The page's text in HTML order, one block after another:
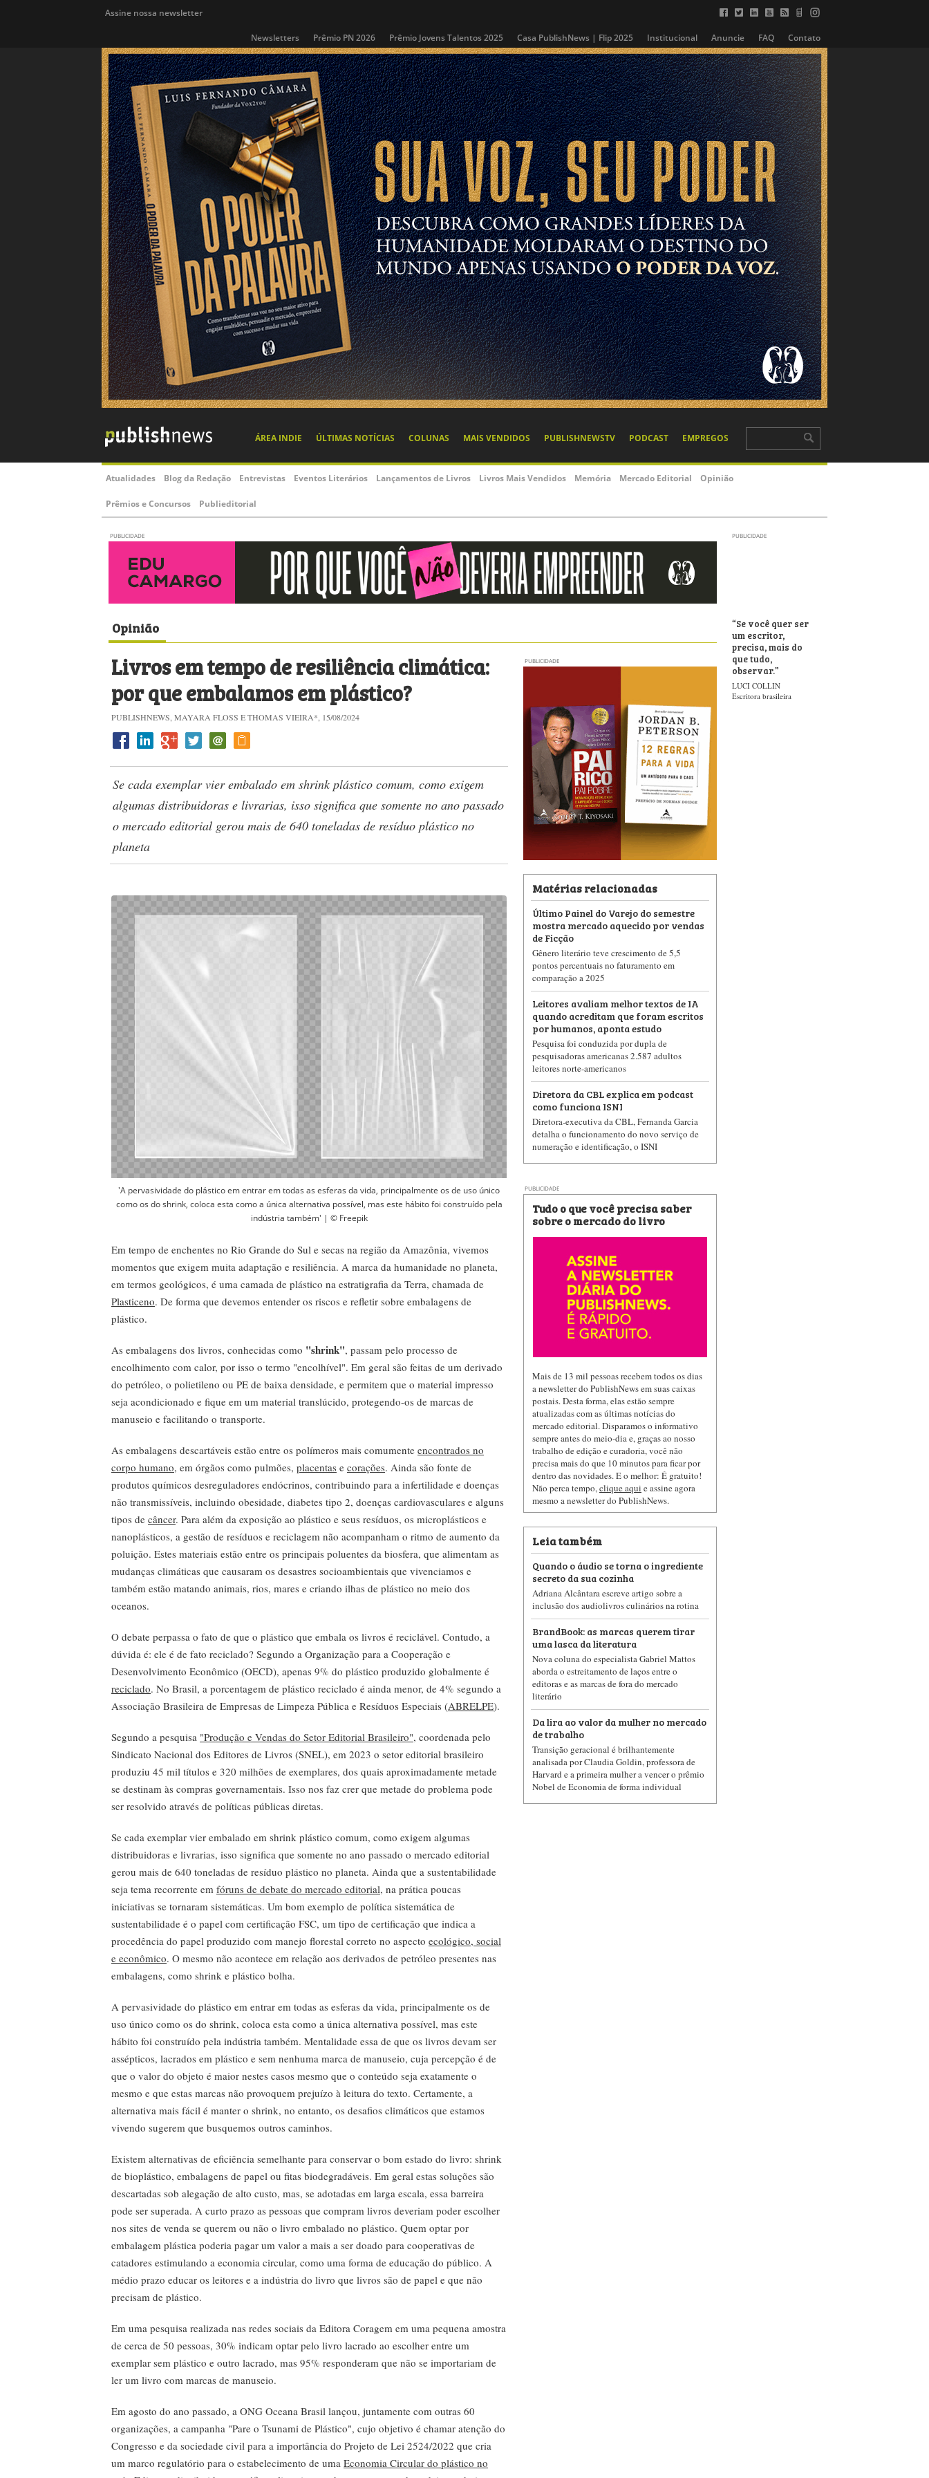
Assine nossa newsletter
Newsletters Prêmio PN 2026 Prêmio Jovens Talentos 2025 Casa PublishNews | Flip 2025 Institucional Anuncie FAQ Contato
ÁREA INDIE ÚLTIMAS NOTÍCIAS COLUNAS MAIS VENDIDOS PUBLISHNEWSTV PODCAST EMPREGOS
Atualidades Blog da Redação Entrevistas Eventos Literários Lançamentos de Livros Livros Mais Vendidos Memória Mercado Editorial Opinião
Prêmios e Concursos Publieditorial
PUBLICIDADE PUBLICIDADE
Opinião
Livros em tempo de resiliência climática:
por que embalamos em plástico?
PUBLISHNEWS, ​MAYARA FLOSS E THOMAS VIEIRA*, 15/08/2024
Se cada exemplar vier embalado em shrink plástico comum, como exigem
algumas distribuidoras e livrarias, isso significa que somente no ano passado
o mercado editorial gerou mais de 640 toneladas de resíduo plástico no
planeta
'A pervasividade do plástico em entrar em todas as esferas da vida, principalmente os de uso único
como os do shrink, coloca esta como a única alternativa possível, mas este hábito foi construído pela
indústria também' | © Freepik
Em tempo de enchentes no Rio Grande do Sul e secas na região da Amazônia, vivemos
momentos que exigem muita adaptação e resiliência. A marca da humanidade no planeta,
em termos geológicos, é uma camada de plástico na estratigrafia da Terra, chamada de
Plasticeno. De forma que devemos entender os riscos e refletir sobre embalagens de
plástico.
As embalagens dos livros, conhecidas como "shrink", passam pelo processo de
encolhimento com calor, por isso o termo "encolhível". Em geral são feitas de um derivado
do petróleo, o polietileno ou PE de baixa densidade, e permitem que o material impresso
seja acondicionado e fique em um material translúcido, protegendo-os de marcas de
manuseio e facilitando o transporte.
As embalagens descartáveis estão entre os polímeros mais comumente encontrados no
corpo humano, em órgãos como pulmões, placentas e corações. Ainda são fonte de
produtos químicos desreguladores endócrinos, contribuindo para a infertilidade e doenças
não transmissíveis, incluindo obesidade, diabetes tipo 2, doenças cardiovasculares e alguns
tipos de câncer. Para além da exposição ao plástico e seus resíduos, os microplásticos e
nanoplásticos, a gestão de resíduos e reciclagem não acompanham o ritmo de aumento da
poluição. Estes materiais estão entre os principais poluentes da biosfera, que alimentam as
mudanças climáticas que causaram os desastres socioambientais que vivenciamos e
também estão matando animais, rios, mares e criando ilhas de plástico no meio dos
oceanos.
O debate perpassa o fato de que o plástico que embala os livros é reciclável. Contudo, a
dúvida é: ele é de fato reciclado? Segundo a Organização para a Cooperação e
Desenvolvimento Econômico (OECD), apenas 9% do plástico produzido globalmente é
reciclado. No Brasil, a porcentagem de plástico reciclado é ainda menor, de 4% segundo a
Associação Brasileira de Empresas de Limpeza Pública e Resíduos Especiais (ABRELPE).
Segundo a pesquisa "Produção e Vendas do Setor Editorial Brasileiro", coordenada pelo
Sindicato Nacional dos Editores de Livros (SNEL), em 2023 o setor editorial brasileiro
produziu 45 mil títulos e 320 milhões de exemplares, dos quais aproximadamente metade
se destinam às compras governamentais. Isso nos faz crer que metade do problema pode
ser resolvido através de políticas públicas diretas.
Se cada exemplar vier embalado em shrink plástico comum, como exigem algumas
distribuidoras e livrarias, isso significa que somente no ano passado o mercado editorial
gerou mais de 640 toneladas de resíduo plástico no planeta. Ainda que a sustentabilidade
seja tema recorrente em fóruns de debate do mercado editorial, na prática poucas
iniciativas se tornaram sistemáticas. Um bom exemplo de política sistemática de
sustentabilidade é o papel com certificação FSC, um tipo de certificação que indica a
procedência do papel produzido com manejo florestal correto no aspecto ecológico, social
e econômico. O mesmo não acontece em relação aos derivados de petróleo presentes nas
embalagens, como shrink e plástico bolha.
A pervasividade do plástico em entrar em todas as esferas da vida, principalmente os de
uso único como os do shrink, coloca esta como a única alternativa possível, mas este
hábito foi construído pela indústria também. Mentalidade essa de que os livros devam ser
assépticos, lacrados em plástico e sem nenhuma marca de manuseio, cuja percepção é de
que o valor do objeto é maior nestes casos mesmo que o conteúdo seja exatamente o
mesmo e que estas marcas não provoquem prejuízo à leitura do texto. Certamente, a
alternativa mais fácil é manter o shrink, no entanto, os desafios climáticos que estamos
vivendo sugerem que busquemos outros caminhos.
Existem alternativas de eficiência semelhante para conservar o bom estado do livro: shrink
de bioplástico, embalagens de papel ou fitas biodegradáveis. Em geral estas soluções são
descartadas sob alegação de alto custo, mas, se adotadas em larga escala, essa barreira
pode ser superada. A curto prazo as pessoas que compram livros deveriam poder escolher
nos sites de venda se querem ou não o livro embalado no plástico. Quem optar por
embalagem plástica poderia pagar um valor a mais a ser doado para cooperativas de
catadores estimulando a economia circular, como uma forma de educação do público. A
médio prazo educar os leitores e a indústria do livro que livros são de papel e que não
precisam de plástico.
Em uma pesquisa realizada nas redes sociais da Editora Coragem em uma pequena amostra
de cerca de 50 pessoas, 30% indicam optar pelo livro lacrado ao escolher entre um
exemplar sem plástico e outro lacrado, mas 95% responderam que não se importariam de
ler um livro com marcas de manuseio.
Em agosto do ano passado, a ONG Oceana Brasil lançou, juntamente com outras 60
organizações, a campanha "Pare o Tsunami de Plástico", cujo objetivo é chamar atenção do
Congresso e da sociedade civil para a importância do Projeto de Lei 2524/2022 que cria
um marco regulatório para o estabelecimento de uma Economia Circular do plástico no
PUBLICIDADE
Matérias relacionadas
Último Painel do Varejo do semestre
mostra mercado aquecido por vendas
de Ficção
Gênero literário teve crescimento de 5,5
pontos percentuais no faturamento em
comparação a 2025
Leitores avaliam melhor textos de IA
quando acreditam que foram escritos
por humanos, aponta estudo
Pesquisa foi conduzida por dupla de
pesquisadoras americanas 2.587 adultos
leitores norte-americanos
Diretora da CBL explica em podcast
como funciona ISNI
Diretora-executiva da CBL, Fernanda Garcia
detalha o funcionamento do novo serviço de
numeração e identificação, o ISNI
PUBLICIDADE
Tudo o que você precisa saber
sobre o mercado do livro
Mais de 13 mil pessoas recebem todos os dias
a newsletter do PublishNews em suas caixas
postais. Desta forma, elas estão sempre
atualizadas com as últimas notícias do
mercado editorial. Disparamos o informativo
sempre antes do meio-dia e, graças ao nosso
trabalho de edição e curadoria, você não
precisa mais do que 10 minutos para ficar por
dentro das novidades. E o melhor: É gratuito!
Não perca tempo,clique aqui e assine agora
mesmo a newsletter do PublishNews.
Leia também
Quando o áudio se torna o ingrediente
secreto da sua cozinha
Adriana Alcântara escreve artigo sobre a
inclusão dos audiolivros culinários na rotina
BrandBook: as marcas querem tirar
uma lasca da literatura
Nova coluna do especialista Gabriel Mattos
aborda o estreitamento de laços entre o
editoras e as marcas de fora do mercado
literário
Da lira ao valor da mulher no mercado
de trabalho
Transição geracional é brilhantemente
analisada por Claudia Goldin, professora de
Harvard e a primeira mulher a vencer o prêmio
Nobel de Economia de forma individual
“Se você quer ser
um escritor,
precisa, mais do
que tudo,
observar.”
LUCI COLLIN
Escritora brasileira